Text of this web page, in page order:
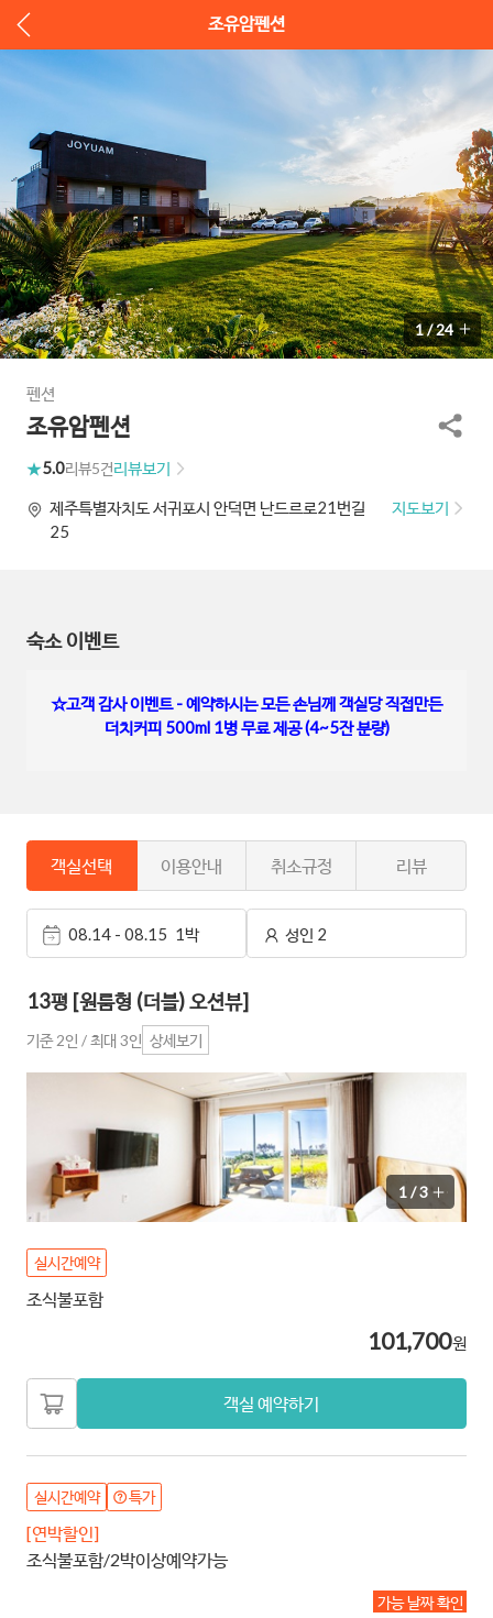
조유암펜션
1/24
펜션
조유암펜션
5.0리뷰5건리뷰보기
제주특별자치도 서귀포시 안덕면 난드르로21번길
25
지도보기
숙소 이벤트
☆고객 감사 이벤트 - 예약하시는 모든 손님께 객실당 직접만든
더치커피 500ml 1병 무료 제공 (4~5잔 분량)
객실선택 이용안내 취소규정 리뷰
08.14 - 08.15 1박 성인 2
13평 [원룸형 (더블) 오션뷰]
기준 2인 / 최대 3인 상세보기
1/3
실시간예약
조식불포함
101,700원
객실 예약하기
실시간예약 특가
[연박할인]
조식불포함/2박이상예약가능
가능 날짜 확인